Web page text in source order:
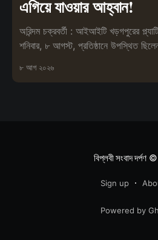
এগিয়ে যাওয়ার আহ্বান!
অরিন্দম চক্রবর্তী : আইআইটি খড়গপুরের
শনিবার, ৮ আগস্ট, প্রতিষ্ঠানে উপস্থিত
৮ আগ ২০২৬
বিপ্লবী সংবাদ দর্পণ©
Sign up
Powered by